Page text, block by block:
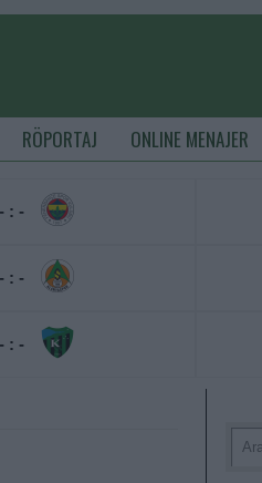
RÖPORTAJ ONLINE MENAJER
- : -
- : -
- : -